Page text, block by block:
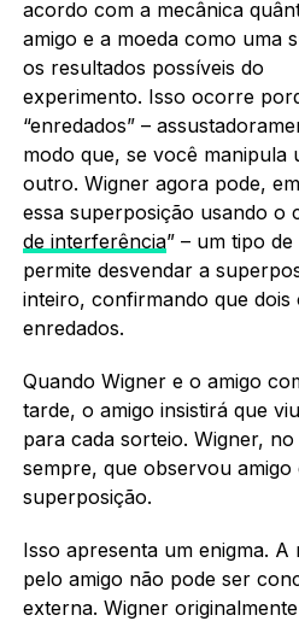
acordo com a mecânica
amigo e a moeda como uma
os resultados possíveis do
experimento. Isso ocorre
“enredados” –
modo que, se você manipula
outro. Wigner agora pode,
essa superposição usando o
de interferência” – um tipo
permite desvendar a
inteiro, confirmando que dois
enredados.
Quando Wigner e o amigo
tarde, o amigo insistirá que
para cada sorteio. Wigner,
sempre, que observou amigo
superposição.
Isso apresenta um enigma. A
pelo amigo não pode ser
externa. Wigner